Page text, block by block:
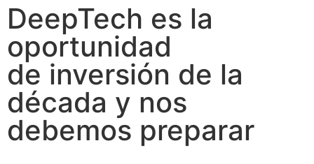
DeepTech es la
oportunidad
de inversión de la
década y nos
debemos preparar